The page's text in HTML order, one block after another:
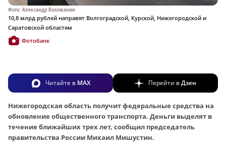
Фото: Александр Воложанин
10,8 млрд рублей направят Волгоградской, Курской, Нижегородской и
Саратовской областям
Фотобанк
Читайте в MAX Перейти вДзен
Нижегородская область получит федеральные средства на
обновление общественного транспорта. Деньги выделят в
течение ближайших трех лет, сообщил председатель
правительства России Михаил Мишустин.